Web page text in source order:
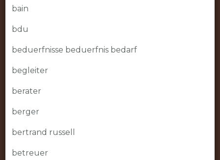
bain
bdu
beduerfnisse beduerfnis bedarf
begleiter
berater
berger
bertrand russell
betreuer